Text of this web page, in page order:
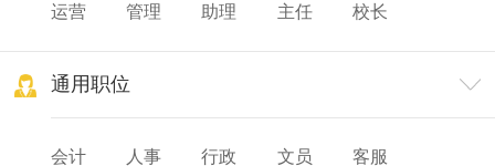
运营
管理 助理 主任
校长
通用职位
会计 人事 行政 文员
客服